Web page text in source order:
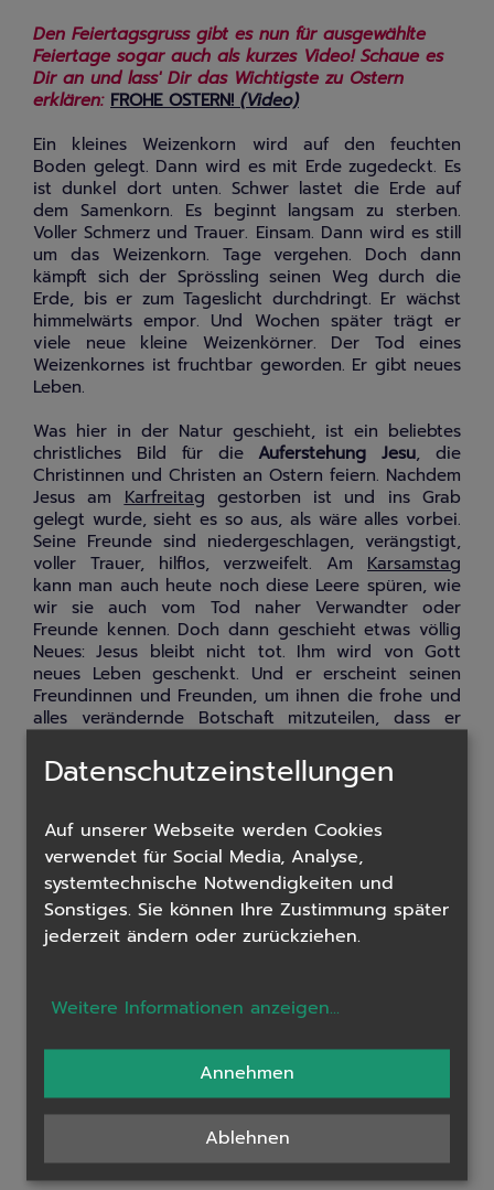
Den Feiertagsgruss gibt es nun für ausgewählte
Feiertage sogar auch als kurzes Video!Schaue es
Dir an und lass' Dir das Wichtigste zu Ostern
erklären: FROHE OSTERN! (Video)
Ein kleines Weizenkorn wird auf den feuchten
Boden gelegt. Dann wird es mit Erde zugedeckt. Es
ist dunkel dort unten. Schwer lastet die Erde auf
dem Samenkorn. Es beginnt langsam zu sterben.
Voller Schmerz und Trauer. Einsam. Dann wird es still
um das Weizenkorn. Tage vergehen. Doch dann
kämpft sich der Sprössling seinen Weg durch die
Erde, bis er zum Tageslicht durchdringt. Er wächst
himmelwärts empor. Und Wochen später trägt er
viele neue kleine Weizenkörner. Der Tod eines
Weizenkornes ist fruchtbar geworden. Er gibt neues
Leben.
Was hier in der Natur geschieht, ist ein beliebtes
christliches Bild für dieAuferstehung Jesu, die
Christinnen und Christen an Ostern feiern. Nachdem
Jesus am Karfreitag gestorben ist und ins Grab
gelegt wurde, sieht es so aus, als wäre alles vorbei.
Seine Freunde sind niedergeschlagen, verängstigt,
voller Trauer, hilflos, verzweifelt. Am Karsamstag
kann man auch heute noch diese Leere spüren, wie
wir sie auch vom Tod naher Verwandter oder
Freunde kennen. Doch dann geschieht etwas völlig
Neues: Jesus bleibt nicht tot. Ihm wird von Gott
neues Leben geschenkt. Und er erscheint seinen
Freundinnen und Freunden, um ihnen die frohe und
alles verändernde Botschaft mitzuteilen, dass er
leibhaftig: er ist berührbar und er isst sogar etwas.
Gleichzeitig ist er aber nicht mehr an Raum und
mitten in einem verschlossenen Raum. Die
Reaktionen seiner Freundinnen und Freunde sind
unterschiedlich – und sehr menschlich: manche
erkennen ihn schnell wieder, bei anderen dauert es
etwas länger. Manche erschrecken, andere zweifeln,
wieder andere freuen sich. Meistens ist es wohl eine
ist, lebt! Kein Wunder, dass die Freunde Jesu Zeit
sie das wirklich glauben. Doch dann beginnen sie
diese gute Nachricht allen Menschen zu verkünden
Pfingsten): Der Tod hat nicht das letzte Wort! Zwar
gibt es im Leben Leiden und Tod, aber in Leiden
und Tod gibt es auch Leben! Jesus lebt – und auch
wir werden leben!
Datenschutzeinstellungen
Auf unserer Webseite werden Cookies
verwendet für Social Media, Analyse,
systemtechnische Notwendigkeiten und
Sonstiges. Sie können Ihre Zustimmung später
jederzeit ändern oder zurückziehen.
Weitere Informationen anzeigen...
Ablehnen
Annehmen